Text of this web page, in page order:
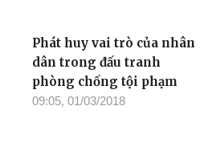
Phát huy vai trò của nhân
dân trong đấu tranh
phòng chống tội phạm
09:05, 01/03/2018